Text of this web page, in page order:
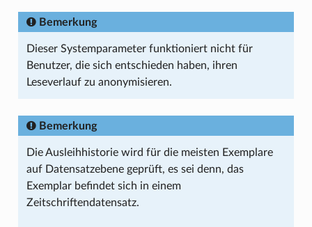
Bemerkung
Dieser Systemparameter funktioniert nicht für
Benutzer, die sich entschieden haben, ihren
Leseverlauf zu anonymisieren.
Bemerkung
Die Ausleihhistorie wird für die meisten Exemplare
auf Datensatzebene geprüft, es sei denn, das
Exemplar befindet sich in einem
Zeitschriftendatensatz.